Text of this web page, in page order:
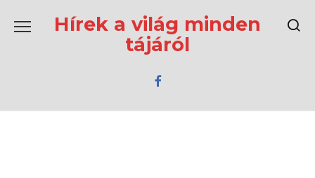
содержаниюHírek a világ minden
tájáról